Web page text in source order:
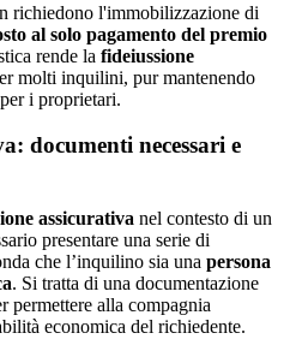
richiedono l'immobilizzazione di
al solo pagamento del premio
rende la fideiussione
molti inquilini, pur mantenendo
i proprietari.
documenti necessari e
assicurativa nel contesto di un
presentare una serie di
che l’inquilino sia una persona
. Si tratta di una documentazione
permettere alla compagnia
economica del richiedente.